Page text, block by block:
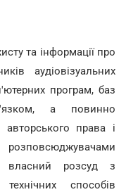
та інформації про
аудіовізуальних
програм, баз
а повинно
права і
власний розсуд з
способів